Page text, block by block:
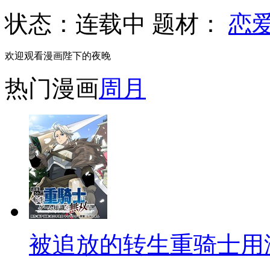
状态： 连载中 题材： 恋
欢迎观看漫画陛下的夜晚
热门漫画周 月
被追放的转生重骑士